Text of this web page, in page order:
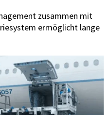
zusammen mit
ermöglicht lange